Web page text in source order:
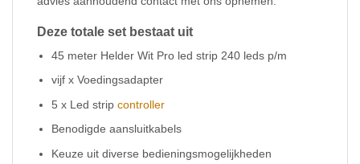
Deze totale set bestaat uit
45 meter Helder Wit Pro led strip 240 leds p/m
vijf x Voedingsadapter
5 x Led stripcontroller
Benodigde aansluitkabels
Keuze uit diverse bedieningsmogelijkheden